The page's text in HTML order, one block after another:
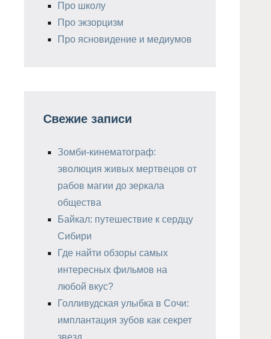
Про школу
Про экзорцизм
Про ясновидение и медиумов
Свежие записи
Зомби-кинематограф:
эволюция живых мертвецов от
рабов магии до зеркала
общества
Байкал: путешествие к сердцу
Сибири
Где найти обзоры самых
интересных фильмов на
любой вкус?
Голливудская улыбка в Сочи:
имплантация зубов как секрет
звезд